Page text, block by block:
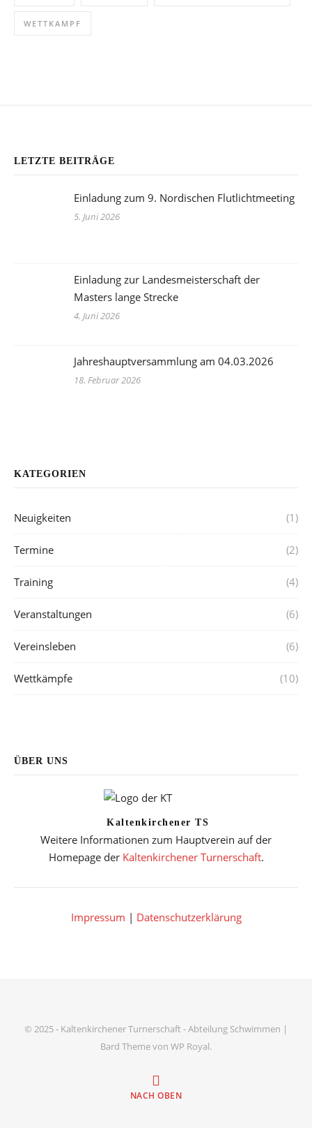
WETTKAMPF
LETZTE BEITRÄGE
Einladung zum 9. Nordischen Flutlichtmeeting
5. Juni 2026
Einladung zur Landesmeisterschaft der
Masters lange Strecke
4. Juni 2026
Jahreshauptversammlung am 04.03.2026
18. Februar 2026
KATEGORIEN
Neuigkeiten (1)
Termine (2)
Training (4)
Veranstaltungen (6)
Vereinsleben (6)
Wettkämpfe (10)
ÜBER UNS
Kaltenkirchener TS
Weitere Informationen zum Hauptverein auf der
Homepage der Kaltenkirchener Turnerschaft.
Impressum | Datenschutzerklärung
© 2025 - Kaltenkirchener Turnerschaft - Abteilung Schwimmen |
Bard Theme von WP Royal.
NACH OBEN